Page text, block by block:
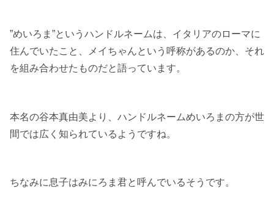
”めいろま”というハンドルネームは、イタリアのローマに
住んでいたこと、メイちゃんという呼称があるのか、それ
を組み合わせたものだと語っています。
本名の谷本真由美より、ハンドルネームめいろまの方が世
間では広く知られているようですね。
ちなみに息子はみにろま君と呼んでいるそうです。